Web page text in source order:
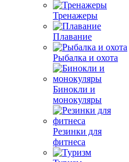
Тренажеры
Плавание
Рыбалка и охота
Бинокли и
монокуляры
Резинки для
фитнеса